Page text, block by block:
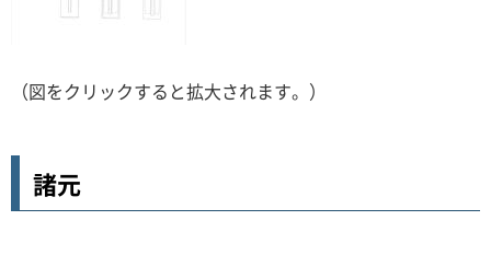
（図をクリックすると拡大されます。）
諸元